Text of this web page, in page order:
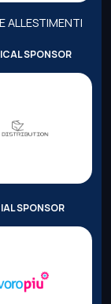
ALLESTIMENTI
SPONSOR
SPONSOR